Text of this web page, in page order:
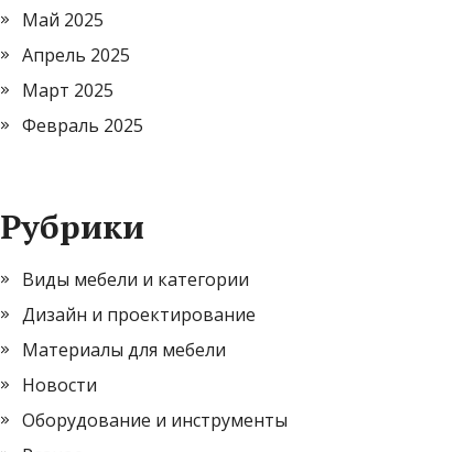
Май 2025
Апрель 2025
Март 2025
Февраль 2025
Рубрики
Виды мебели и категории
Дизайн и проектирование
Материалы для мебели
Новости
Оборудование и инструменты